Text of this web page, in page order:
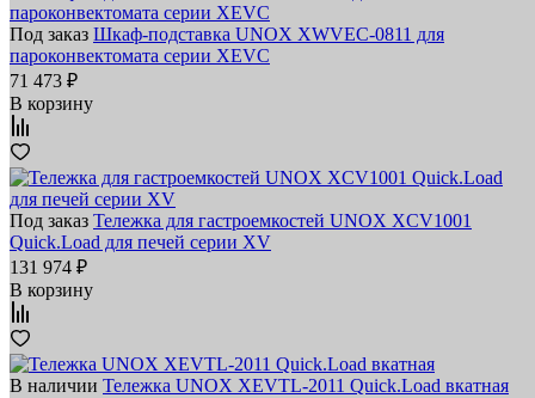
Под заказ Шкаф-подставка UNOX XWVEC-0811 для
пароконвектомата серии XEVC
71 473 ₽
В корзину
Под заказ Тележка для гастроемкостей UNOX XCV1001
Quick.Load для печей серии XV
131 974 ₽
В корзину
В наличии Тележка UNOX XEVTL-2011 Quick.Load вкатная